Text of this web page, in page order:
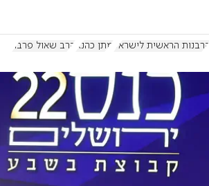
הרבנות הראשית לישראל מתן כהנא הרב שאול פרבר